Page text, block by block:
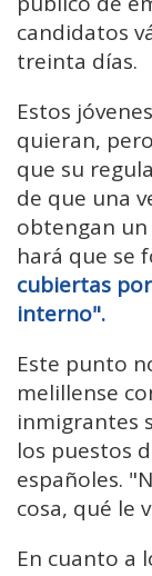
candidatos
treinta días.
Estos
quieran,
que su
de que una
obtengan
hará que se
cubiertas
interno".
Este punto
melillense
inmigrantes
los puestos
españoles.
cosa, qué le
En cuanto a